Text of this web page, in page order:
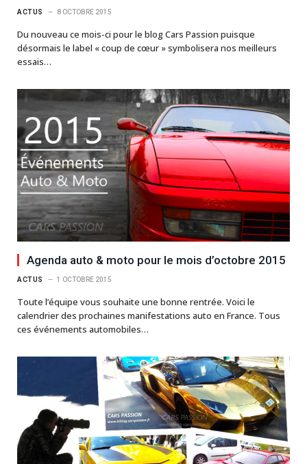
ACTUS 8 OCTOBRE 2015
Du nouveau ce mois-ci pour le blog Cars Passion puisque
désormais le label « coup de cœur » symbolisera nos meilleurs
essais…
Agenda auto & moto pour le mois d’octobre 2015
ACTUS 1 OCTOBRE 2015
Toute l’équipe vous souhaite une bonne rentrée. Voici le
calendrier des prochaines manifestations auto en France. Tous
ces événements automobiles…